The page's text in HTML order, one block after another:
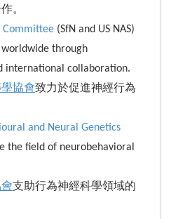
。
Committee (SfN and US NAS)
worldwide through
international collaboration.
協會致力於促進神經行為
and Neural Genetics
the field of neurobehavioral
支助行為神經科學領域的